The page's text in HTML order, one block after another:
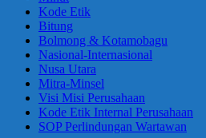
Kode Etik
Bitung
Bolmong & Kotamobagu
Nasional-Internasional
Nusa Utara
Mitra-Minsel
Visi Misi Perusahaan
Kode Etik Internal Perusahaan
SOP Perlindungan Wartawan